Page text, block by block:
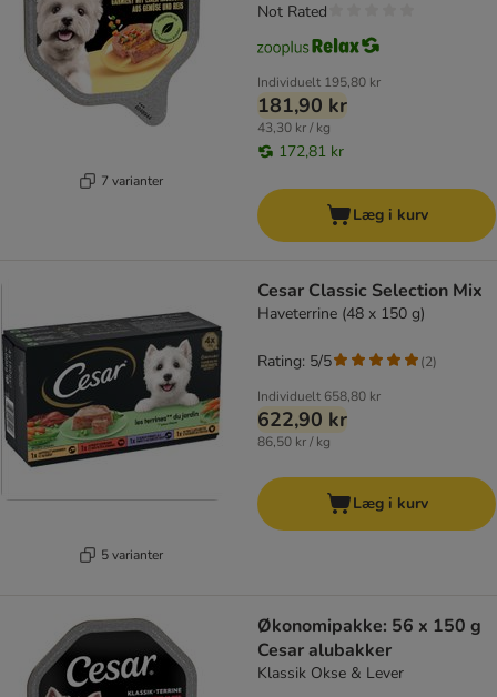
7 varianter
Individuelt 195,80 kr
181,90 kr
43,30 kr / kg
172,81 kr
Not Rated
Læg i kurv
5 varianter
Cesar Classic Selection Mix
Haveterrine (48 x 150 g)
Individuelt 658,80 kr
622,90 kr
86,50 kr / kg
Rating: 5/5 (2)
Læg i kurv
Økonomipakke: 56 x 150 g
Cesar alubakker
Klassik Okse & Lever